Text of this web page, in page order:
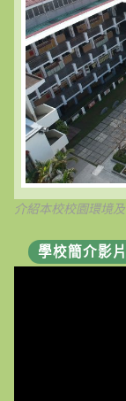
介紹本校校園環境
學校簡介